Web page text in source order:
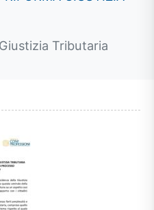
Tributaria